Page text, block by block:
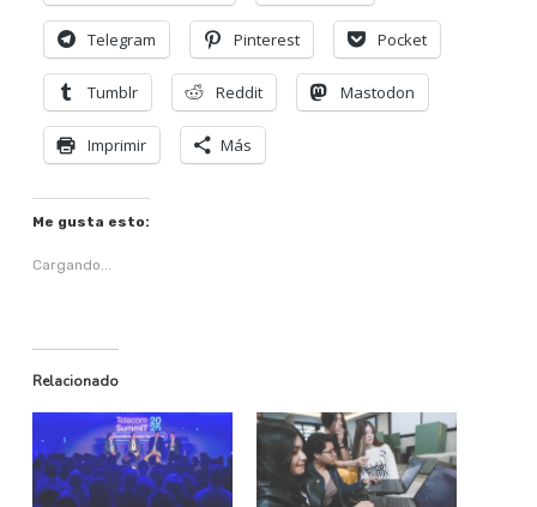
Telegram Pinterest Pocket
Tumblr Reddit Mastodon
Imprimir Más
Me gusta esto:
Cargando...
Relacionado